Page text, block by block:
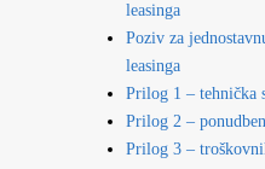
leasinga
Poziv za
leasinga
Prilog 1 – tehnička
Prilog 2 –
Prilog 3 –